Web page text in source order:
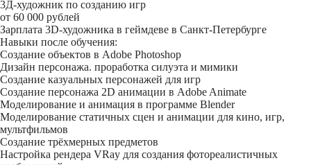
3Д-художник по созданию игр
от 60 000 рублей
Зарплата 3D-художника в геймдеве в Санкт-Петербурге
Навыки после обучения:
Создание объектов в Adobe Photoshop
Дизайн персонажа. проработка силуэта и мимики
Создание казуальных персонажей для игр
Создание персонажа 2D анимации в Adobe Animate
Моделирование и анимация в программе Blender
Моделирование статичных сцен и анимации для кино, игр,
мультфильмов
Создание трёхмерных предметов
Настройка рендера VRay для создания фотореалистичных